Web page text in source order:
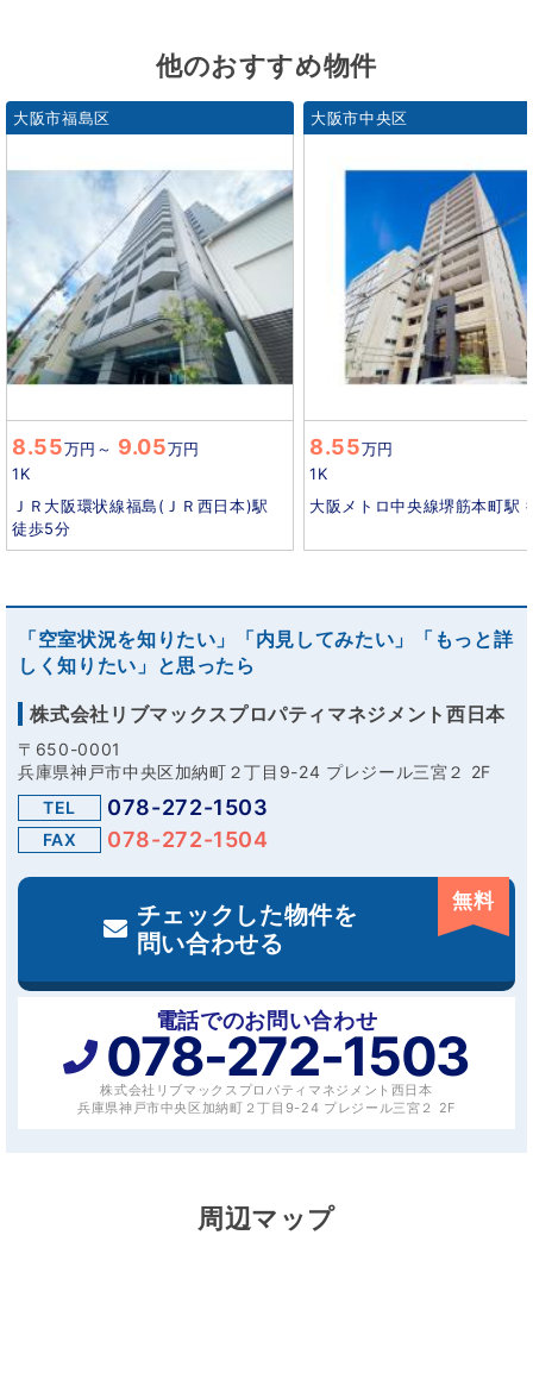
他のおすすめ物件
大阪市福島区
8.55万円 ～ 9.05万円
1K
ＪＲ大阪環状線福島(ＪＲ西日本)駅
徒歩5分
大阪市中央区
8.55万円
1K
大阪メトロ中央線堺筋本町駅
「空室状況を知りたい」「内見してみたい」「もっと詳
しく知りたい」と思ったら
株式会社リブマックスプロパティマネジメント西日本
〒650-0001
兵庫県神戸市中央区加納町２丁目9-24 プレジール三宮２ 2F
TEL
078-272-1503
FAX 078-272-1504
チェックした物件を
問い合わせる
無料
電話でのお問い合わせ
078-272-1503
株式会社リブマックスプロパティマネジメント西日本
兵庫県神戸市中央区加納町２丁目9-24 プレジール三宮２ 2F
周辺マップ